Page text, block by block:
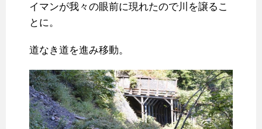
イマンが我々の眼前に現れたので川を譲るこ
とに。
道なき道を進み移動。